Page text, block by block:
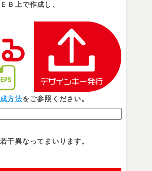
Ｂ上で作成し、
方法をご参照ください。
干異なってまいります。